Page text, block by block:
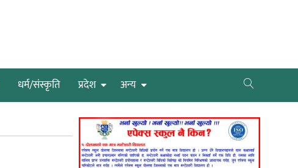
धर्म/संस्कृति प्रदेश अन्य